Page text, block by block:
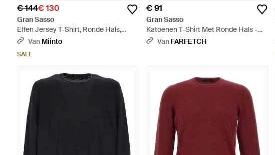
€ 144€ 130
Gran Sasso
Effen Jersey T-Shirt, Ronde Hals,
Regular Fit - Grijs
Van Miinto
SALE
€ 91
Gran Sasso
Katoenen T-Shirt Met Ronde Hals -
Paars
Van FARFETCH